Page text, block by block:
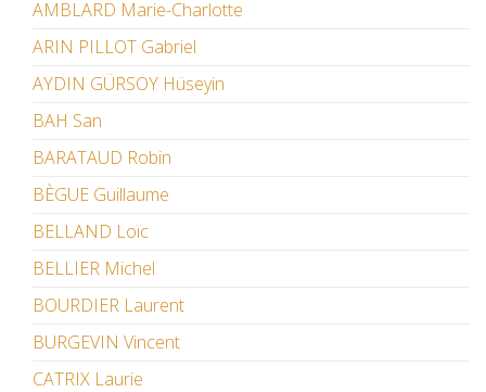
AMBLARD Marie-Charlotte
ARIN PILLOT Gabriel
AYDIN GÜRSOY Hüseyin
BAH San
BARATAUD Robin
BÈGUE Guillaume
BELLAND Loïc
BELLIER Michel
BOURDIER Laurent
BURGEVIN Vincent
CATRIX Laurie